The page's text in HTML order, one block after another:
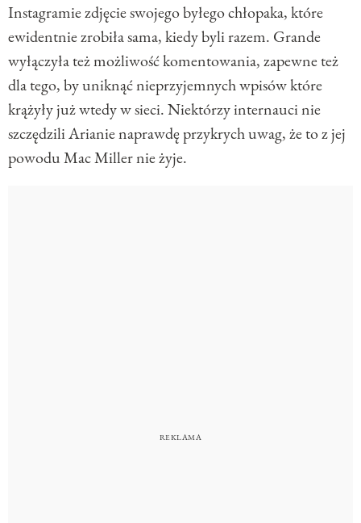
Instagramie zdjęcie swojego byłego chłopaka, które
ewidentnie zrobiła sama, kiedy byli razem. Grande
wyłączyła też możliwość komentowania, zapewne też
dla tego, by uniknąć nieprzyjemnych wpisów które
krążyły już wtedy w sieci. Niektórzy internauci nie
szczędzili Arianie naprawdę przykrych uwag, że to z jej
powodu Mac Miller nie żyje.